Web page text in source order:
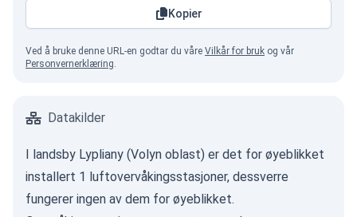
Kopier
Ved å bruke denne URL-en godtar du våre Vilkår for bruk og vår
Personvernerklæring.
Datakilder
I landsby Lypliany (Volyn oblast) er det for øyeblikket
installert 1 luftovervåkingsstasjoner, dessverre
fungerer ingen av dem for øyeblikket.